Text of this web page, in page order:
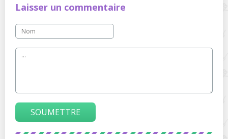
Laisser un commentaire
SOUMETTRE